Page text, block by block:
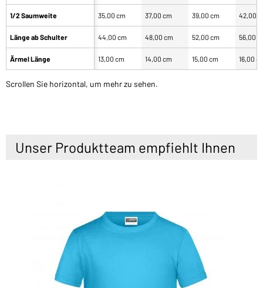
1/2 Saumweite
Länge ab Schulter
Ärmel Länge
35,00 cm 37,00 cm 39,00 cm 42,00
44,00 cm 48,00 cm 52,00 cm 56,00
13,00 cm 14,00 cm 15,00 cm 16,00
Scrollen Sie horizontal, um mehr zu sehen.
Unser Produktteam empfiehlt Ihnen